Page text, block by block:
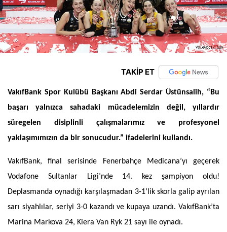
TAKİP ET
VakıfBank Spor Kulübü Başkanı Abdi Serdar Üstünsalih, “Bu
başarı yalnızca sahadaki mücadelemizin değil, yıllardır
süregelen disiplinli çalışmalarımız ve profesyonel
yaklaşımımızın da bir sonucudur.” ifadelerini kullandı.
VakıfBank, final serisinde Fenerbahçe Medicana’yı geçerek
Vodafone Sultanlar Ligi’nde 14. kez şampiyon oldu!
Deplasmanda oynadığı karşılaşmadan 3-1’lik skorla galip ayrılan
sarı siyahlılar, seriyi 3-0 kazandı ve kupaya uzandı. VakıfBank’ta
Marina Markova 24, Kiera Van Ryk 21 sayı ile oynadı.